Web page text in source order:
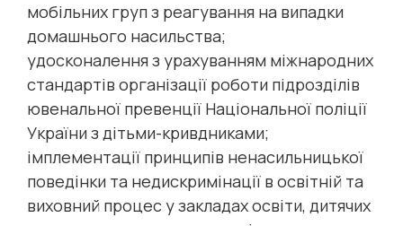
мобільних груп з реагування на випадки
домашнього насильства;
удосконалення з урахуванням міжнародних
стандартів організації роботи підрозділів
ювенальної превенції Національної поліції
України з дітьми-кривдниками;
імплементації принципів ненасильницької
поведінки та недискримінації в освітній та
виховний процес у закладах освіти, дитячих